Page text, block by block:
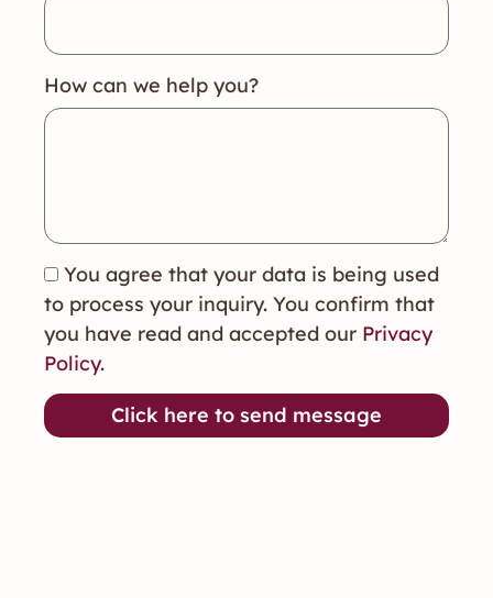
How can we help you?
You agree that your data is being used
to process your inquiry. You confirm that
you have read and accepted our Privacy
Policy.
Click here to send message